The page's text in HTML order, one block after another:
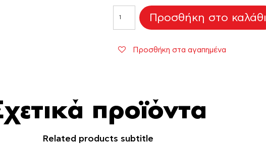
Balloon
Bear
Μπομπονιέρες
Προσθήκη στο καλάθι
Προσθήκη στα αγαπημένα
προϊόντα
Related products subtitle